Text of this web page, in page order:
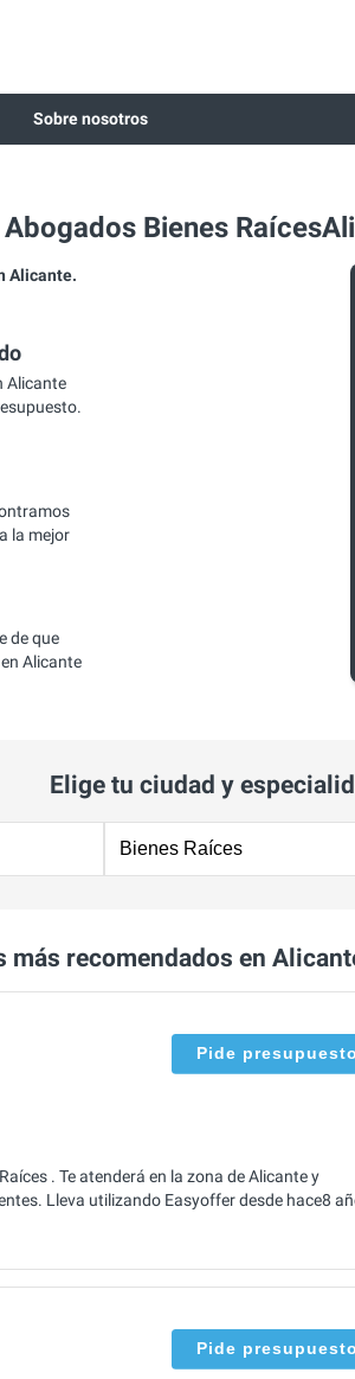
Sobre nosotros
Abogados Bienes
Alicante.
Alicante
la mejor
de que
Alicante
Elige tu ciudad y
más recomendados en
Pide presupuesto
. Te atenderá en la zona de Alicante y
Lleva utilizando Easyoffer desde hace8
Pide presupuesto